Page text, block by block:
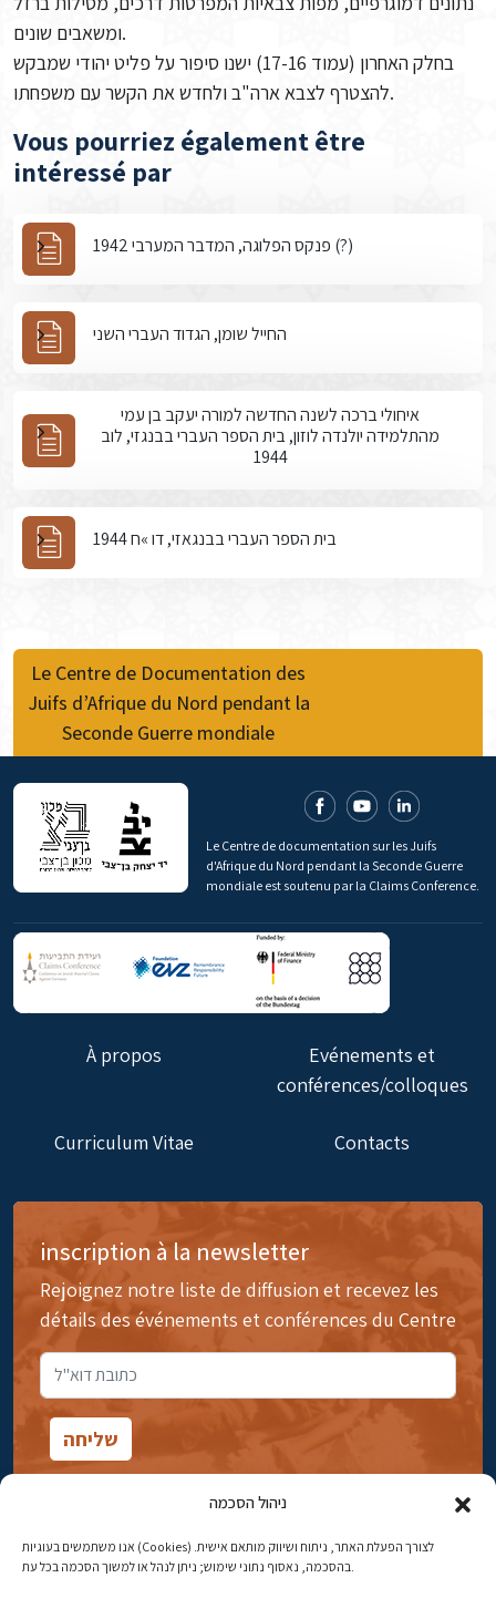
ניהול הסכמה
אנו משתמשים בעוגיות (Cookies) לצורך הפעלת האתר, ניתוח ושיווק מותאם אישית.
בהסכמה, נאסוף נתוני שימוש; ניתן לנהל או למשוך הסכמה בכל עת.
ומשאבים שונים.
בחלק האחרון (עמוד 17-16) ישנו סיפור על פליט יהודי שמבקש
להצטרף לצבא ארה"ב ולחדש את הקשר עם משפחתו.
Vous pourriez également être
intéressé par
פנקס הפלוגה, המדבר המערבי 1942 (?)
החייל שומן, הגדוד העברי השני
איחולי ברכה לשנה החדשה למורה יעקב בן עמי
מהתלמידה יולנדה לוזון, בית הספר העברי בבנגזי, לוב
1944
בית הספר העברי בבנגאזי, דו »ח 1944
Le Centre de Documentation des
Juifs d’Afrique du Nord pendant la
Seconde Guerre mondiale
Le Centre de documentation sur les Juifs
d'Afrique du Nord pendant la Seconde Guerre
mondiale est soutenu par la Claims Conference.
À propos
Evénements et
conférences/colloques
Curriculum Vitae Contacts
inscription à la newsletter
Rejoignez notre liste de diffusion et recevez les
détails des événements et conférences du Centre
14rue Ibn Gavirol, Rehavia, Jérusalem